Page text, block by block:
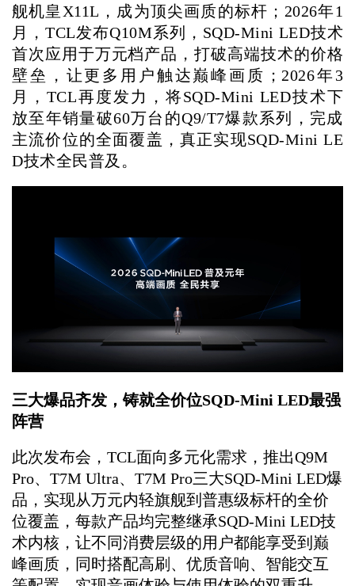
舰机皇X11L，成为顶尖画质的标杆；2026年1
月，TCL发布Q10M系列，SQD-Mini LED技术
首次应用于万元档产品，打破高端技术的价格
壁垒，让更多用户触达巅峰画质；2026年3
月，TCL再度发力，将SQD-Mini LED技术下
放至年销量破60万台的Q9/T7爆款系列，完成
主流价位的全面覆盖，真正实现SQD-Mini LE
D技术全民普及。
三大爆品齐发，铸就全价位SQD-Mini LED最强
阵营
此次发布会，TCL面向多元化需求，推出Q9M
Pro、T7M Ultra、T7M Pro三大SQD-Mini LED爆
品，实现从万元内轻旗舰到普惠级标杆的全价
位覆盖，每款产品均完整继承SQD-Mini LED技
术内核，让不同消费层级的用户都能享受到巅
峰画质，同时搭配高刷、优质音响、智能交互